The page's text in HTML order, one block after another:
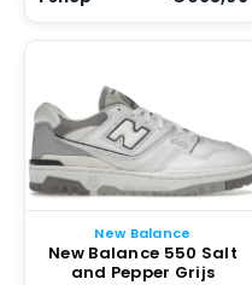
New Balance
New Balance 550 Salt
and Pepper Grijs